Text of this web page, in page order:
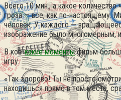
Всего 10 мин., а какое количество
гроза — все, как по-настоящему.
человек. У каждого —
изображение было многомерным,
В кое-какие моментыфильм
игру.
«Так здорово! Ты не просто
находишься прямо в том месте,